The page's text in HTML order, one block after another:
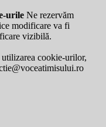
urile Ne rezervăm
modificare va fi
vizibilă.
cookie-urilor,